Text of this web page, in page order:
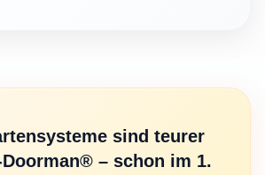
sind teurer
– schon im 1.